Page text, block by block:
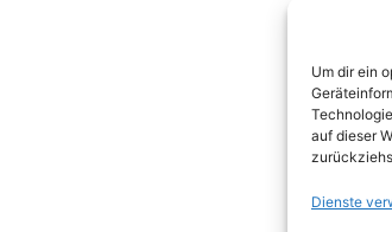
Um dir ein
auf dieser
Dienste
DJENT
EMO
EMO